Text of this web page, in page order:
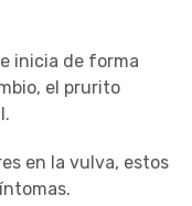
inicia de forma
el prurito
en la vulva, estos